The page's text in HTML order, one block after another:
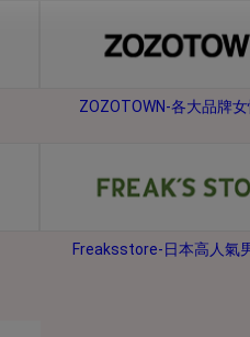
活動期間：
本月每完成簽到7次，系統會即時
會員需完成手機認證才可參加本
ZOZOTOWN-各大品牌
Freaksstore-日本高人氣